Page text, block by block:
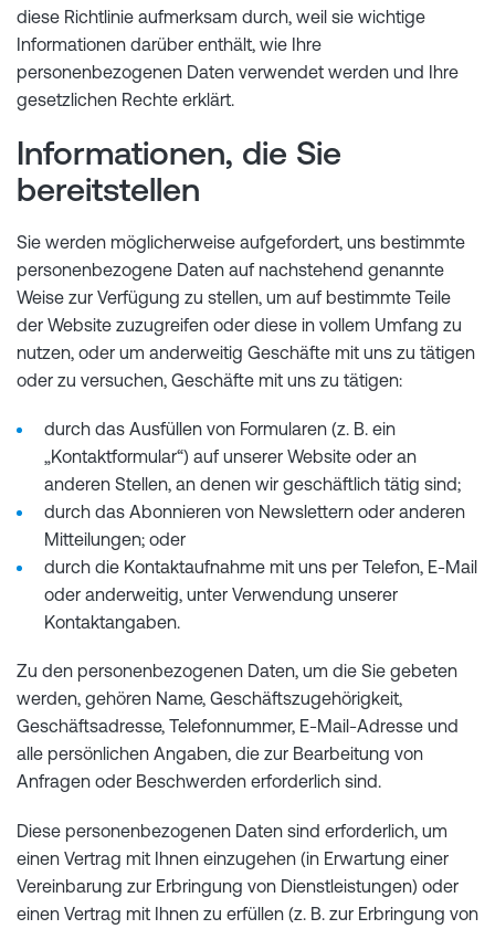
diese Richtlinie aufmerksam durch, weil sie wichtige
Informationen darüber enthält, wie Ihre
personenbezogenen Daten verwendet werden und Ihre
gesetzlichen Rechte erklärt.
Informationen, die Sie
bereitstellen
Sie werden möglicherweise aufgefordert, uns bestimmte
personenbezogene Daten auf nachstehend genannte
Weise zur Verfügung zu stellen, um auf bestimmte Teile
der Website zuzugreifen oder diese in vollem Umfang zu
nutzen, oder um anderweitig Geschäfte mit uns zu tätigen
oder zu versuchen, Geschäfte mit uns zu tätigen:
durch das Ausfüllen von Formularen (z. B. ein
„Kontaktformular“) auf unserer Website oder an
anderen Stellen, an denen wir geschäftlich tätig sind;
durch das Abonnieren von Newslettern oder anderen
Mitteilungen; oder
durch die Kontaktaufnahme mit uns per Telefon, E-Mail
oder anderweitig, unter Verwendung unserer
Kontaktangaben.
Zu den personenbezogenen Daten, um die Sie gebeten
werden, gehören Name, Geschäftszugehörigkeit,
Geschäftsadresse, Telefonnummer, E-Mail-Adresse und
alle persönlichen Angaben, die zur Bearbeitung von
Anfragen oder Beschwerden erforderlich sind.
Diese personenbezogenen Daten sind erforderlich, um
einen Vertrag mit Ihnen einzugehen (in Erwartung einer
Vereinbarung zur Erbringung von Dienstleistungen) oder
einen Vertrag mit Ihnen zu erfüllen (z. B. zur Erbringung von